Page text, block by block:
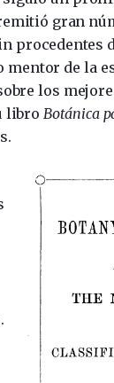
gran
procedentes
mentor de la
los
libro Botánica